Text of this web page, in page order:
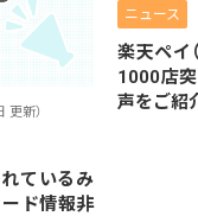
更新）
ているみ
ド情報非
ニュース
楽天ペイ
1000店
声をご紹